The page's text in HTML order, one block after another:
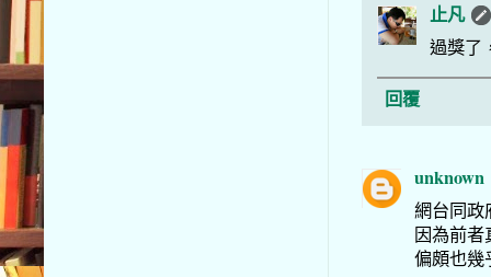
止凡
過獎了
回覆
unknown
網台同政
因為前者
偏頗也幾